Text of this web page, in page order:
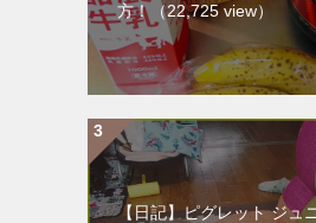
方！
（22,725 view）
【日記】ピグレット ジュ